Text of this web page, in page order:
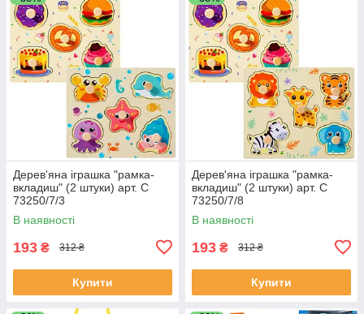
Дерев'яна іграшка "рамка-
вкладиш" (2 штуки) арт. C
73250/7/3
В наявності
193 ₴ 312 ₴
Купити
Дерев'яна іграшка "рамка-
вкладиш" (2 штуки) арт. C
73250/7/8
В наявності
193 ₴ 312 ₴
Купити